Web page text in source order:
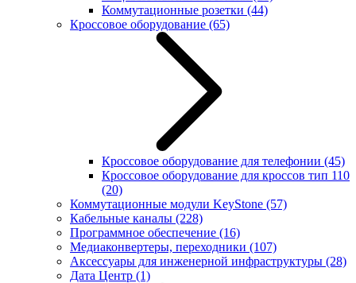
Коммутационные розетки (44)
Кроссовое оборудование (65)
Кроссовое оборудование для телефонии (45)
Кроссовое оборудование для кроссов тип 110
(20)
Коммутационные модули KeyStone (57)
Кабельные каналы (228)
Программное обеспечение (16)
Медиаконвертеры, переходники (107)
Аксессуары для инженерной инфраструктуры (28)
Дата Центр (1)